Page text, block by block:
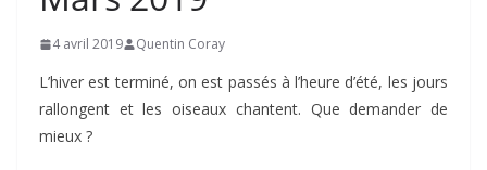
4 avril 2019 Quentin Coray
L’hiver est terminé, on est passés à l’heure d’été, les jours
rallongent et les oiseaux chantent. Que demander de
mieux ?